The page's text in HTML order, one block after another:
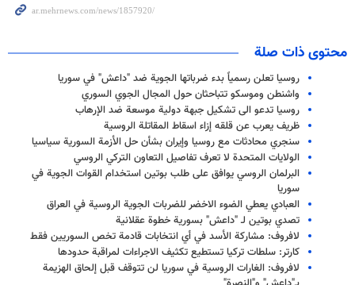
محتوى ذات صلة
روسيا تعلن رسمياً بدء ضرباتها الجوية ضد "داعش" في سوريا
واشنطن وموسكو تتباحثان حول المجال الجوي السوري
روسيا تدعو الى تشكيل جبهة دولية موسعة ضد الإرهاب
ظريف يعرب عن قلقه إزاء اسقاط المقاتلة الروسية
سنجري محادثات مع روسيا وإيران بشأن حل الأزمة السورية سياسيا
الولايات المتحدة لا تعرف تفاصيل التعاون التركي الروسي
البرلمان الروسي يوافق على طلب بوتين استخدام القوات الجوية في
سوريا
العبادي يعطي الضوء الاخضر للضربات الجوية الروسية في العراق
تصدي بوتين لـ "داعش" بسورية خطوة عقلانية
لافروف: مشاركة الأسد في أي انتخابات قادمة تخص السوريين فقط
كارتر: سلطات تركيا تستطيع تكثيف الاجراءات لمراقبة حدودها
لافروف: الغارات الروسية في سوريا لن تتوقف قبل إلحاق الهزيمة